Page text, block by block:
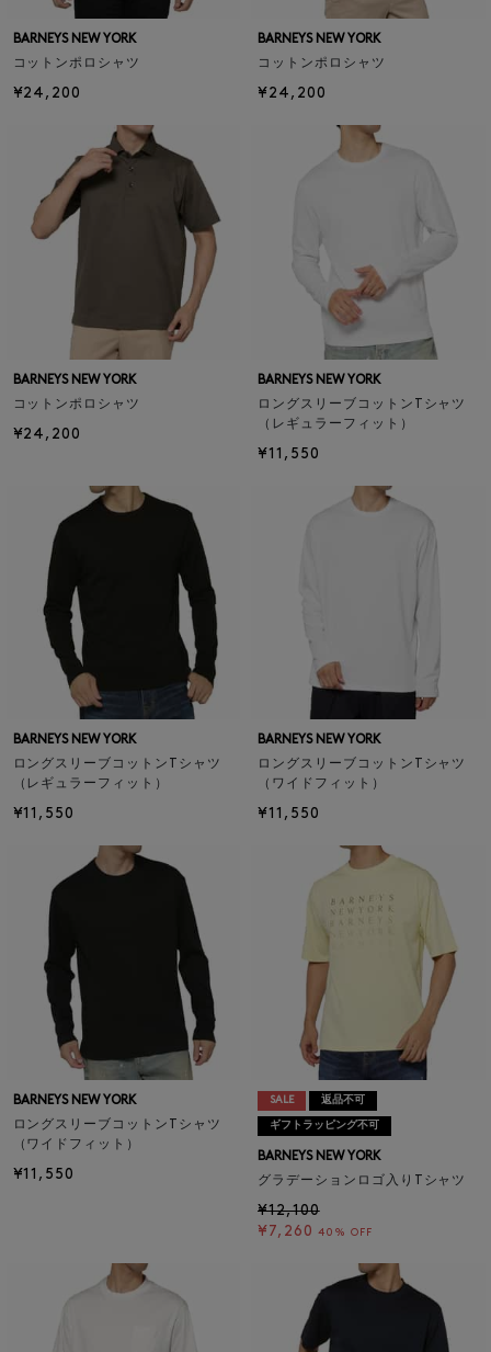
BARNEYS NEW YORK
コットンポロシャツ
¥24,200
BARNEYS NEW YORK
コットンポロシャツ
¥24,200
BARNEYS NEW YORK
コットンポロシャツ
¥24,200
BARNEYS NEW YORK
ロングスリーブコットンTシャツ
（レギュラーフィット）
¥11,550
BARNEYS NEW YORK
ロングスリーブコットンTシャツ
（レギュラーフィット）
¥11,550
BARNEYS NEW YORK
ロングスリーブコットンTシャツ
（ワイドフィット）
¥11,550
BARNEYS NEW YORK
ロングスリーブコットンTシャツ
（ワイドフィット）
¥11,550
SALE 返品不可
ギフトラッピング不可
BARNEYS NEW YORK
グラデーションロゴ入りTシャツ
¥12,100
¥7,260 40% OFF